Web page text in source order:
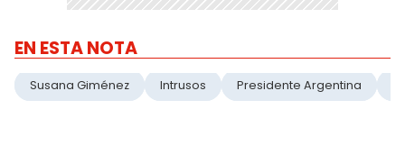
EN ESTA NOTA
Susana Giménez Intrusos Presidente Argentina